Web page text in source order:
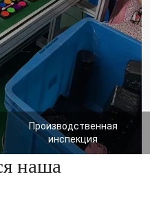
Производственная
инспекция
наша